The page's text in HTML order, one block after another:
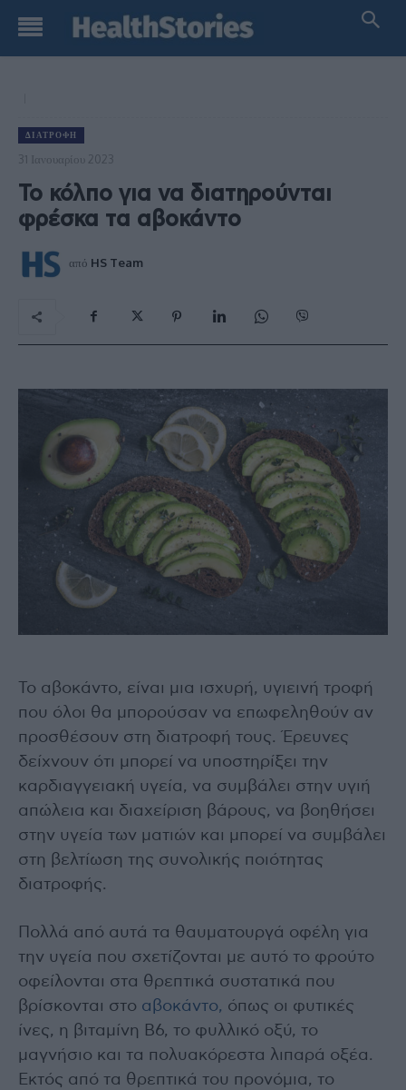
ΔΙΑΤΡΟΦΉ
31 Ιανουαρίου 2023
Το κόλπο για να διατηρούνται
φρέσκα τα αβοκάντο
από HS Team
Το αβοκάντο, είναι μια ισχυρή, υγιεινή τροφή
που όλοι θα μπορούσαν να επωφεληθούν αν
προσθέσουν στη διατροφή τους. Έρευνες
δείχνουν ότι μπορεί να υποστηρίξει την
καρδιαγγειακή υγεία, να συμβάλει στην υγιή
απώλεια και διαχείριση βάρους, να βοηθήσει
στην υγεία των ματιών και μπορεί να συμβάλει
στη βελτίωση της συνολικής ποιότητας
διατροφής.
Πολλά από αυτά τα θαυματουργά οφέλη για
την υγεία που σχετίζονται με αυτό το φρούτο
οφείλονται στα θρεπτικά συστατικά που
βρίσκονται στο αβοκάντο, όπως οι φυτικές
ίνες, η βιταμίνη Β6, το φυλλικό οξύ, το
μαγνήσιο και τα πολυακόρεστα λιπαρά οξέα.
Εκτός από τα θρεπτικά του προνόμια, το